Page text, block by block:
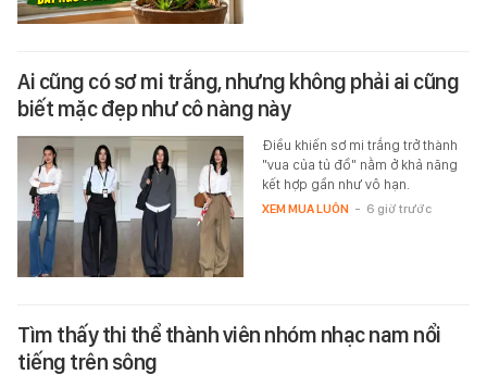
Ai cũng có sơ mi trắng, nhưng không phải ai cũng
biết mặc đẹp như cô nàng này
Điều khiến sơ mi trắng trở thành
"vua của tủ đồ" nằm ở khả năng
kết hợp gần như vô hạn.
XEM MUA LUÔN - 6 giờ trước
Tìm thấy thi thể thành viên nhóm nhạc nam nổi
tiếng trên sông